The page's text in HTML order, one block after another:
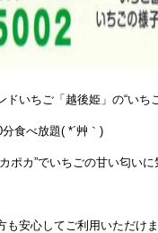
いちご「越後姫」の“いち
食べ放題( *´艸｀)
ポカ”でいちごの甘い匂いに
も安心してご利用いただけ